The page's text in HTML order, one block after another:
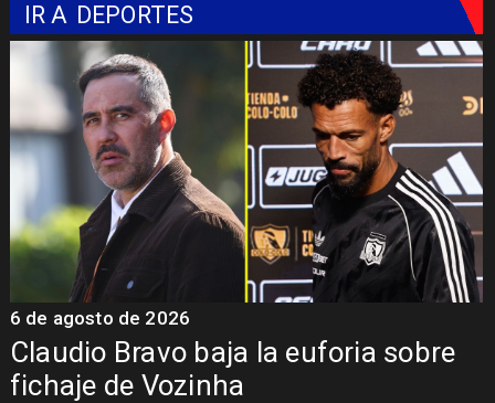
IR A DEPORTES
Claudio Bravo baja la euforia sobre
fichaje de Vozinha
6 de agosto de 2026